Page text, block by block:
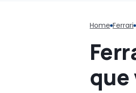
Home Ferrari
que